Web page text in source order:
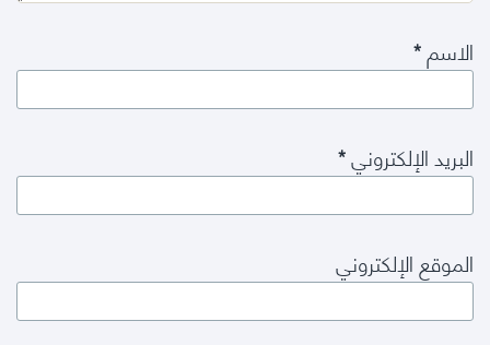
الاسم*
البريد الإلكتروني*
الموقع الإلكتروني